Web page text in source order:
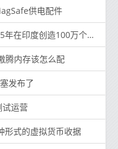
供电配件
度创造100万个新工作岗位
腾内存该怎么配
发布了
运营
形式的虚拟货币收据